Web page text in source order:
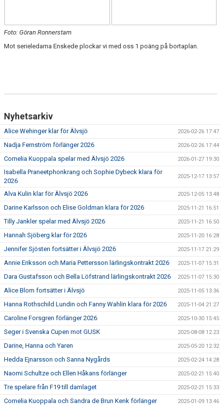
Foto: Göran Ronnerstam
Mot serieledarna Enskede plockar vi med oss 1 poäng på bortaplan.
Nyhetsarkiv
Alice Wehinger klar för Älvsjö 2026-02-26 17:47
Nadja Fernström förlänger 2026 2026-02-26 17:44
Cornelia Kuoppala spelar med Älvsjö 2026 2026-01-27 19:30
Isabella Praneetphonkrang och Sophie Dybeck klara för
2026
2025-12-17 13:57
Alva Kulin klar för Älvsjö 2026 2025-12-05 13:48
Darine Karlsson och Elise Goldman klara för 2026 2025-11-21 16:51
Tilly Jankler spelar med Älvsjö 2026 2025-11-21 16:50
Hannah Sjöberg klar för 2026 2025-11-20 16:28
Jennifer Sjösten fortsätter i Älvsjö 2026 2025-11-17 21:29
Annie Eriksson och Maria Pettersson lärlingskontrakt 2026 2025-11-07 15:31
Dara Gustafsson och Bella Löfstrand lärlingskontrakt 2026 2025-11-07 15:30
Alice Blom fortsätter i Älvsjö 2025-11-05 13:36
Hanna Rothschild Lundin och Fanny Wahlin klara för 2026 2025-11-04 21:27
Caroline Forsgren förlänger 2026 2025-10-30 15:45
Seger i Svenska Cupen mot GUSK 2025-08-08 12:23
Darine, Hanna och Yaren 2025-05-20 12:32
Hedda Ejnarsson och Sanna Nygårds 2025-02-24 14:28
Naomi Schultze och Ellen Håkans förlänger 2025-02-21 15:40
Tre spelare från F19 till damlaget 2025-02-21 15:33
Cornelia Kuoppala och Sandra de Brun Kenk förlänger 2025-01-09 13:46